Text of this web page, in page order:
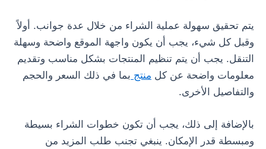
يتم تحقيق سهولة عملية الشراء من خلال عدة جوانب. أولاً
وقبل كل شيء، يجب أن يكون واجهة الموقع واضحة وسهلة
التنقل. يجب أن يتم تنظيم المنتجات بشكل مناسب وتقديم
معلومات واضحة عن كل منتج بما في ذلك السعر والحجم
والتفاصيل الأخرى.
بالإضافة إلى ذلك، يجب أن تكون خطوات الشراء بسيطة
ومبسطة قدر الإمكان. ينبغي تجنب طلب المزيد من